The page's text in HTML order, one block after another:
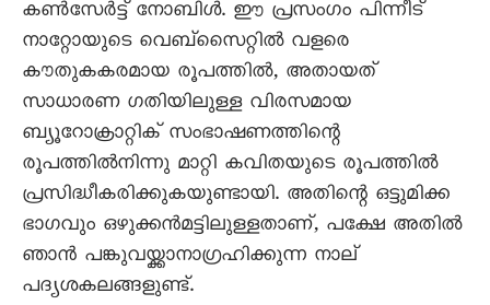
കൺസേർട്ട് നോബിൾ. ഈ പ്രസംഗം പിന്നീട്
നാറ്റോയുടെ വെബ്സെെറ്റിൽ വളരെ
കൗതുകകരമായ രൂപത്തിൽ, അതായത്
സാധാരണ ഗതിയിലുള്ള വിരസമായ
ബ്യൂറോക്രാറ്റിക് സംഭാഷണത്തിന്റെ
രൂപത്തിൽനിന്നു മാറ്റി കവിതയുടെ രൂപത്തിൽ
പ്രസിദ്ധീകരിക്കുകയുണ്ടായി. അതിന്റെ ഒട്ടുമിക്ക
ഭാഗവും ഒഴുക്കൻമട്ടിലുള്ളതാണ്, പക്ഷേ അതിൽ
ഞാൻ പങ്കുവയ്ക്കാനാഗ്രഹിക്കുന്ന നാല്
പദ്യശകലങ്ങളുണ്ട്.